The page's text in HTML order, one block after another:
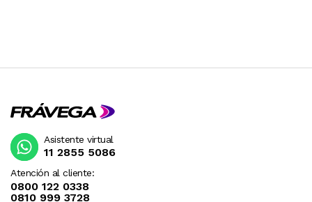
Atención al cliente:
0800 122 0338
0810 999 3728
Asistente virtual
11 2855 5086